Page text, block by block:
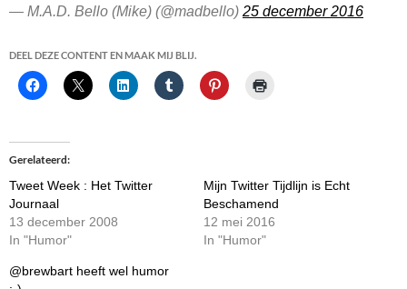
— M.A.D. Bello (Mike) (@madbello) 25 december 2016
DEEL DEZE CONTENT EN MAAK MIJ BLIJ.
Gerelateerd
Tweet Week : Het Twitter
Journaal
13 december 2008
In "Humor"
Mijn Twitter Tijdlijn is Echt
Beschamend
12 mei 2016
In "Humor"
@brewbart heeft wel humor